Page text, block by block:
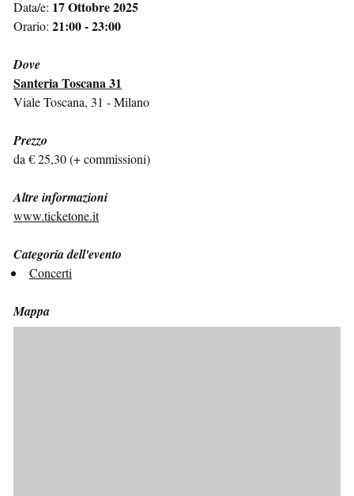
Data/e: 17 Ottobre 2025
Orario: 21:00 - 23:00
Dove
Santeria Toscana 31
Viale Toscana, 31 - Milano
Prezzo
da € 25,30 (+ commissioni)
Altre informazioni
www.ticketone.it
Categoria dell'evento
Concerti
Mappa